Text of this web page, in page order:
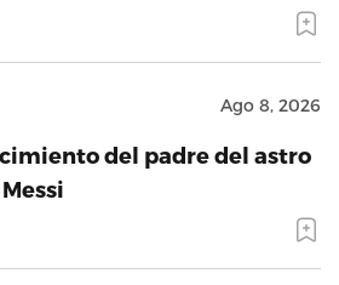
Ago 8, 2026
del padre del astro